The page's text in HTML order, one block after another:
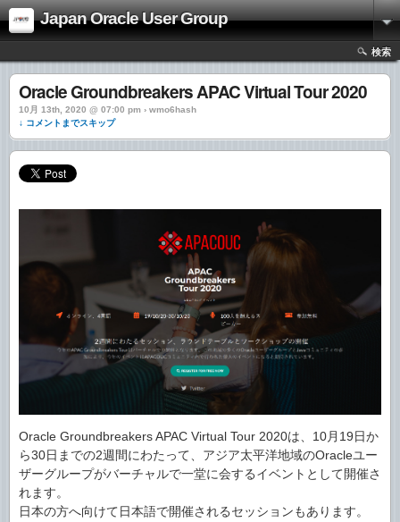
Japan Oracle User Group
検索
Oracle Groundbreakers APAC Virtual Tour 2020
10月 13th, 2020 @ 07:00 pm › wmo6hash
↓ コメントまでスキップ
Oracle Groundbreakers APAC Virtual Tour 2020は、10月19日か
ら30日までの2週間にわたって、アジア太平洋地域のOracleユー
ザーグループがバーチャルで一堂に会するイベントとして開催さ
れます。
日本の方へ向けて日本語で開催されるセッションもあります。